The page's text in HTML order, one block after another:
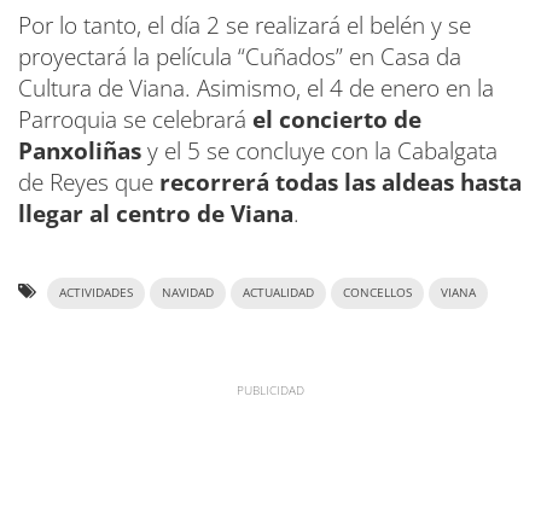
Por lo tanto, el día 2 se realizará el belén y se
proyectará la película “Cuñados” en Casa da
Cultura de Viana. Asimismo, el 4 de enero en la
Parroquia se celebrará el concierto de
Panxoliñasy el 5 se concluye con la Cabalgata
de Reyes que recorrerá todas las aldeas hasta
llegar al centro de Viana.
ACTIVIDADES NAVIDAD ACTUALIDAD CONCELLOS VIANA